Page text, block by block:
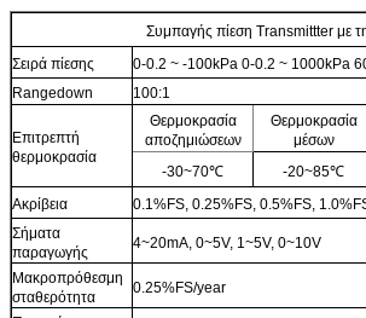
Συμπαγής πίεση Transmittter με
Σειρά πίεσης
0-0.2 ~ -100kPa 0-0.2 ~ 1000kPa
Rangedown
100:1
Επιτρεπτή
θερμοκρασία
Θερμοκρασία
αποζημιώσεων
Θερμοκρασία
μέσων
-30~70℃
-20~85℃
Ακρίβεια
0.1%FS, 0.25%FS, 0.5%FS,
Σήματα
παραγωγής
4~20mA, 0~5V, 1~5V, 0~10V
Μακροπρόθεσμη
σταθερότητα
0.25%FS/year